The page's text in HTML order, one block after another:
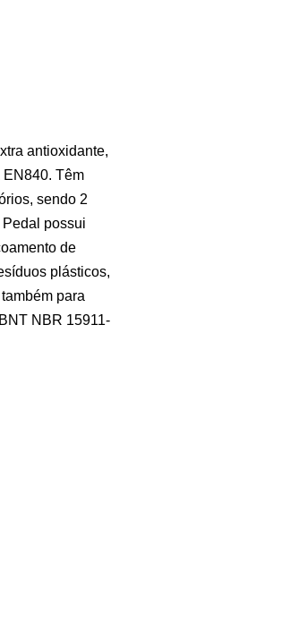
antioxidante,
EN840. Têm
sendo 2
possui
de
plásticos,
para
NBR 15911-